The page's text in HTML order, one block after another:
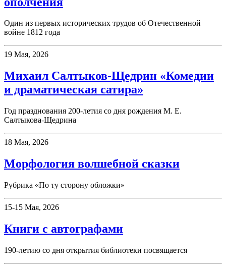
Один из первых исторических трудов об Отечественной
войне 1812 года
19 Мая, 2026
Михаил Салтыков-Щедрин «Комедии
и драматическая сатира»
Год празднования 200-летия со дня рождения М. Е.
Салтыкова-Щедрина
18 Мая, 2026
Морфология волшебной сказки
Рубрика «По ту сторону обложки»
15-15 Мая, 2026
Книги с автографами
190-летию со дня открытия библиотеки посвящается